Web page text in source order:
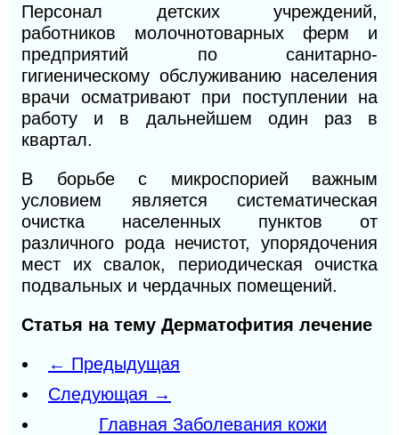
Персонал детских учреждений,
работников молочнотоварных ферм и
предприятий по санитарно-
гигиеническому обслуживанию населения
врачи осматривают при поступлении на
работу и в дальнейшем один раз в
квартал.
В борьбе с микроспорией важным
условием является систематическая
очистка населенных пунктов от
различного рода нечистот, упорядочения
мест их свалок, периодическая очистка
подвальных и чердачных помещений.
Статья на тему Дерматофития лечение
← Предыдущая
Следующая →
Главная Заболевания кожи